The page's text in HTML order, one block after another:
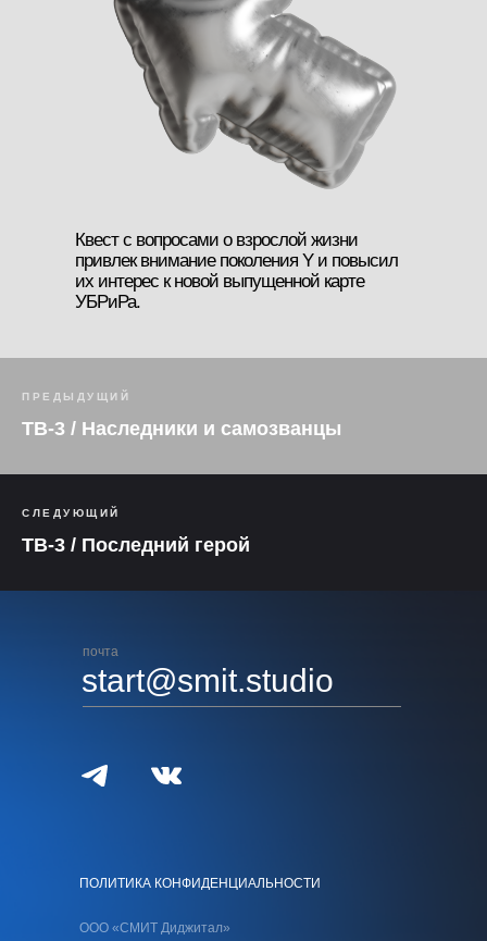
Квест с вопросами о взрослой жизни
привлек внимание поколения Y и повысил
их интерес к новой выпущенной карте
УБРиРа.
ПРЕДЫДУЩИЙ
ТВ-3 / Наследники и самозванцы
СЛЕДУЮЩИЙ
ТВ-3 / Последний герой
почта
start@smit.studio
ООО «СМИТ Диджитал»
ПОЛИТИКА КОНФИДЕНЦИАЛЬНОСТИ